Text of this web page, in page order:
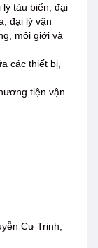
lý tàu biển, đại
đại lý vận
môi giới và
các thiết bị,
tiện vận
Cư Trinh,